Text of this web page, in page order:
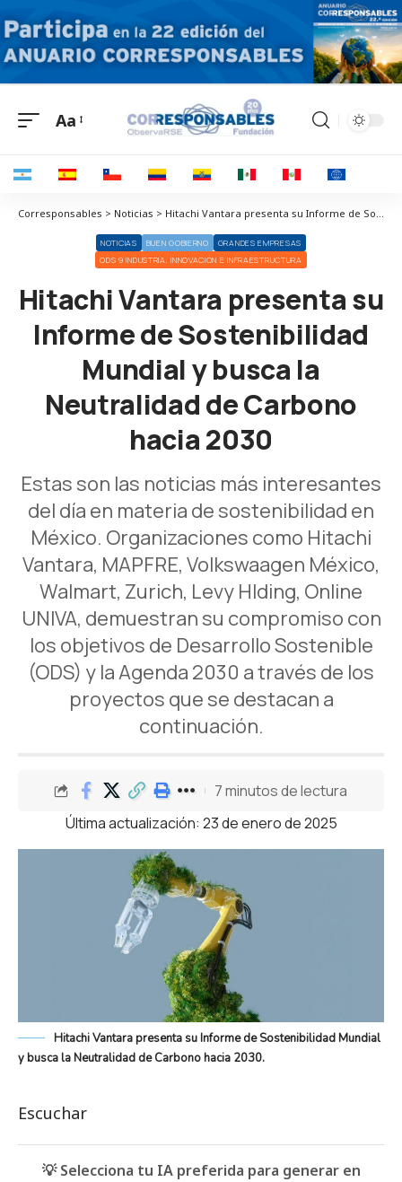
Aa
Corresponsables > Noticias > Hitachi Vantara presenta su Informe de Sostenibilidad Mundial y busca la Neutralidad de Carbono hacia 2030
NOTICIAS BUEN GOBIERNO
GRANDES EMPRESAS
ODS 9 INDUSTRIA, INNOVACIÓN E INFRAESTRUCTURA
Hitachi Vantara presenta su
Informe de Sostenibilidad
Mundial y busca la
Neutralidad de Carbono
hacia 2030
Estas son las noticias más interesantes
del día en materia de sostenibilidad en
México. Organizaciones como Hitachi
Vantara, MAPFRE, Volkswaagen México,
Walmart, Zurich, Levy Hlding, Online
UNIVA, demuestran su compromiso con
los objetivos de Desarrollo Sostenible
(ODS) y la Agenda 2030 a través de los
proyectos que se destacan a
continuación.
Última actualización: 23 de enero de 2025
7 minutos de lectura
Hitachi Vantara presenta su Informe de Sostenibilidad Mundial
y busca la Neutralidad de Carbono hacia 2030.
Escuchar
💡 Selecciona tu IA preferida para generar en